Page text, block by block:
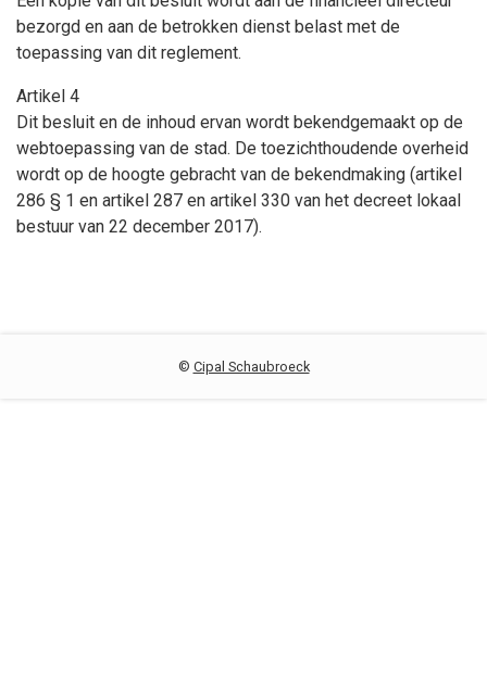
bezorgd en aan de betrokken dienst belast met de
toepassing van dit reglement.
Artikel 4
Dit besluit en de inhoud ervan wordt bekendgemaakt op de
webtoepassing van de stad. De toezichthoudende overheid
wordt op de hoogte gebracht van de bekendmaking (artikel
286 § 1 en artikel 287 en artikel 330 van het decreet lokaal
bestuur van 22 december 2017).
© Cipal Schaubroeck